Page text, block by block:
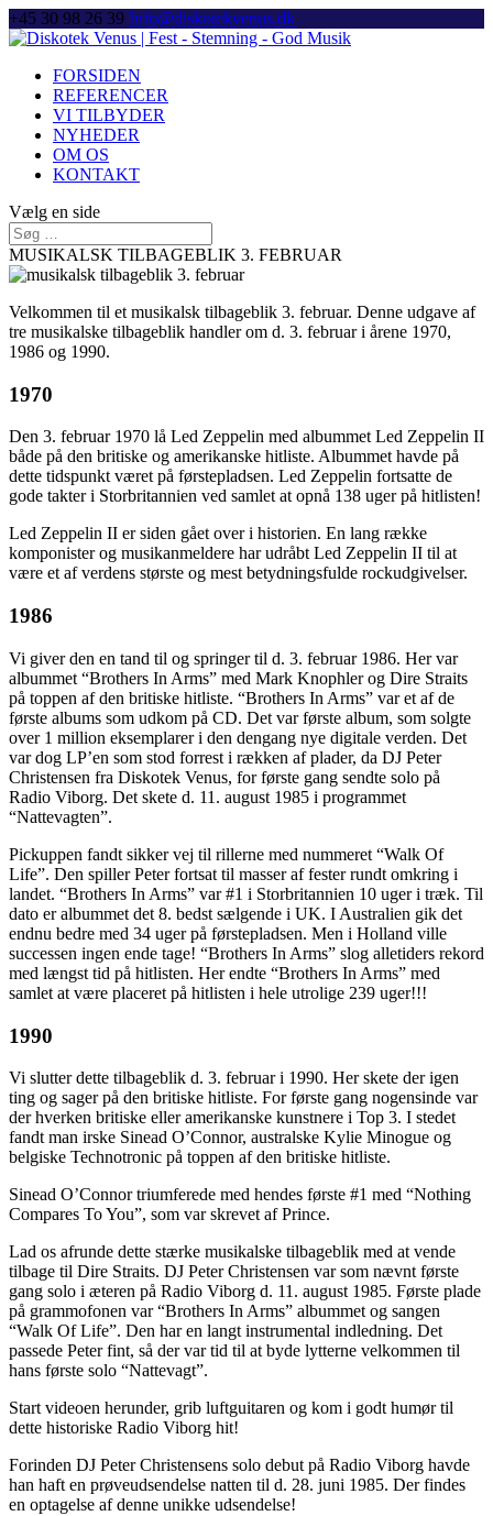
+45 30 98 26 39 Info@diskotekvenus.dk
FORSIDEN
REFERENCER
VI TILBYDER
NYHEDER
OM OS
KONTAKT
Vælg en side
MUSIKALSK TILBAGEBLIK 3. FEBRUAR
Velkommen til et musikalsk tilbageblik 3. februar. Denne udgave af
tre musikalske tilbageblik handler om d. 3. februar i årene 1970,
1986 og 1990.
1970
Den 3. februar 1970 lå Led Zeppelin med albummet Led Zeppelin II
både på den britiske og amerikanske hitliste. Albummet havde på
dette tidspunkt været på førstepladsen. Led Zeppelin fortsatte de
gode takter i Storbritannien ved samlet at opnå 138 uger på hitlisten!
Led Zeppelin II er siden gået over i historien. En lang række
komponister og musikanmeldere har udråbt Led Zeppelin II til at
være et af verdens største og mest betydningsfulde rockudgivelser.
1986
Vi giver den en tand til og springer til d. 3. februar 1986. Her var
albummet “Brothers In Arms” med Mark Knophler og Dire Straits
på toppen af den britiske hitliste. “Brothers In Arms” var et af de
første albums som udkom på CD. Det var første album, som solgte
over 1 million eksemplarer i den dengang nye digitale verden. Det
var dog LP’en som stod forrest i rækken af plader, da DJ Peter
Christensen fra Diskotek Venus, for første gang sendte solo på
Radio Viborg. Det skete d. 11. august 1985 i programmet
“Nattevagten”.
Pickuppen fandt sikker vej til rillerne med nummeret “Walk Of
Life”. Den spiller Peter fortsat til masser af fester rundt omkring i
landet. “Brothers In Arms” var #1 i Storbritannien 10 uger i træk. Til
dato er albummet det 8. bedst sælgende i UK. I Australien gik det
endnu bedre med 34 uger på førstepladsen. Men i Holland ville
successen ingen ende tage! “Brothers In Arms” slog alletiders rekord
med længst tid på hitlisten. Her endte “Brothers In Arms” med
samlet at være placeret på hitlisten i hele utrolige 239 uger!!!
1990
Vi slutter dette tilbageblik d. 3. februar i 1990. Her skete der igen
ting og sager på den britiske hitliste. For første gang nogensinde var
der hverken britiske eller amerikanske kunstnere i Top 3. I stedet
fandt man irske Sinead O’Connor, australske Kylie Minogue og
belgiske Technotronic på toppen af den britiske hitliste.
Sinead O’Connor triumferede med hendes første #1 med “Nothing
Compares To You”, som var skrevet af Prince.
Lad os afrunde dette stærke musikalske tilbageblik med at vende
tilbage til Dire Straits. DJ Peter Christensen var som nævnt første
gang solo i æteren på Radio Viborg d. 11. august 1985. Første plade
på grammofonen var “Brothers In Arms” albummet og sangen
“Walk Of Life”. Den har en langt instrumental indledning. Det
passede Peter fint, så der var tid til at byde lytterne velkommen til
hans første solo “Nattevagt”.
Start videoen herunder, grib luftguitaren og kom i godt humør til
dette historiske Radio Viborg hit!
Forinden DJ Peter Christensens solo debut på Radio Viborg havde
han haft en prøveudsendelse natten til d. 28. juni 1985. Der findes
en optagelse af denne unikke udsendelse!